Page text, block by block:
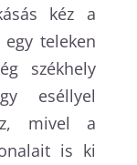
kéz a
teleken
székhely
eséllyel
mivel a
is ki